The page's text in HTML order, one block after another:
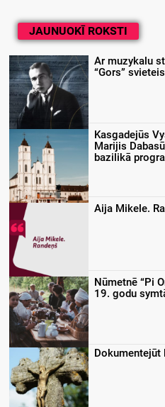
JAUNUOKĪ ROKSTI
Ar muzykalu
“Gors”
Kasgadejūs
Marijis
bazilikā
Aija Mikele.
Nūmetnē “Pi
19. godu
Dokumentejūt